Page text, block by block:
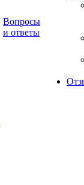
Вопросы
и ответы